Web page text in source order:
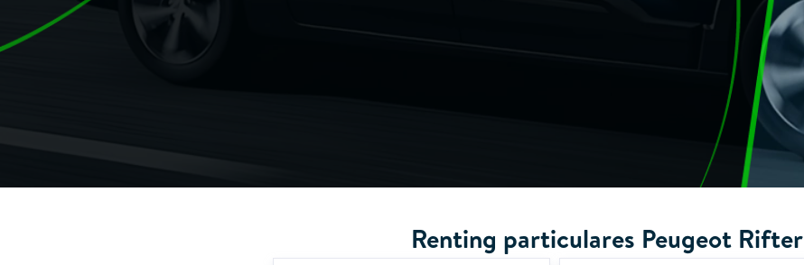
Renting particulares Peugeot Rifter